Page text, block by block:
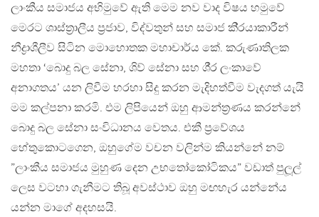
ලාංකීය සමාජය අභිමුවේ ඇති මෙම නව වාද විෂය හමුවේ
මෙරට ශාස්ත‍්‍රාලීය ප‍්‍රජාව, විද්වතුන් සහ සමාජ කි‍්‍රයාකාරීන්
නීද්‍රාශීලීව සිටින මොහොතක මහාචාර්ය කේ. කරුණාතිලක
මහතා ‘බොදු බල සේනා, ශිව් සේනා සහ ශී‍්‍ර ලංකාවේ
අනාගතය’ යන ලිවීම හරහා සිදු කරන මැදිහත්වීම වැදගත් යැයි
මම කල්පනා කරමි. එම ලිපියෙන් ඔහු ආමන්ත‍්‍රණය කරන්නේ
බොදු බල සේනා සංවිධානය වෙතය. එකී ප‍්‍රවේශය
හේතුකොටගෙන, ඔහුගේම වචන වලින්ම කියන්නේ නම්
”ලාංකීය සමාජය මුහුණ දෙන උභතෝකෝටිකය” වඩාත් පුලූල්
ලෙස වටහා ගැනීමට තිබූ අවස්ථාව ඔහු මඟහැර යන්නේය
යන්න මාගේ අදහසයි.